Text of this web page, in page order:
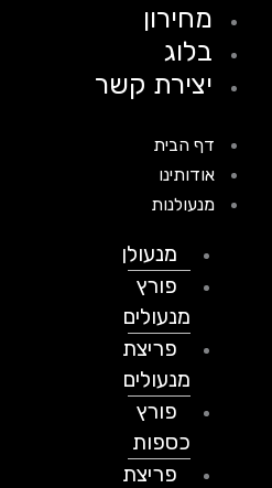
מחירון
בלוג
יצירת קשר
דף הבית
אודותינו
מנעולנות
מנעולן
פורץ
מנעולים
פריצת
מנעולים
פורץ
כספות
פריצת